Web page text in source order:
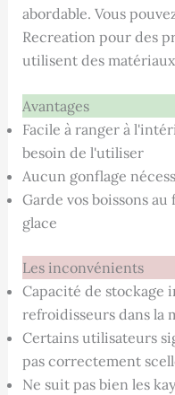
abordable. Vous
Recreation pour des
utilisent des
Avantages
Facile à ranger à
besoin de l'utiliser
Aucun gonflage
Garde vos boissons
glace
Les inconvénients
Capacité de stockage
refroidisseurs dans la
Certains utilisateurs
pas correctement
Ne suit pas bien les